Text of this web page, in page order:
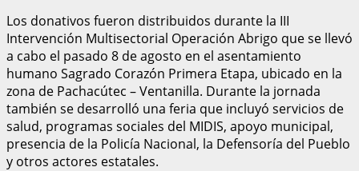
Los donativos fueron distribuidos durante la III
Intervención Multisectorial Operación Abrigo que se llevó
a cabo el pasado 8 de agosto en el asentamiento
humano Sagrado Corazón Primera Etapa, ubicado en la
zona de Pachacútec – Ventanilla. Durante la jornada
también se desarrolló una feria que incluyó servicios de
salud, programas sociales del MIDIS, apoyo municipal,
presencia de la Policía Nacional, la Defensoría del Pueblo
y otros actores estatales.